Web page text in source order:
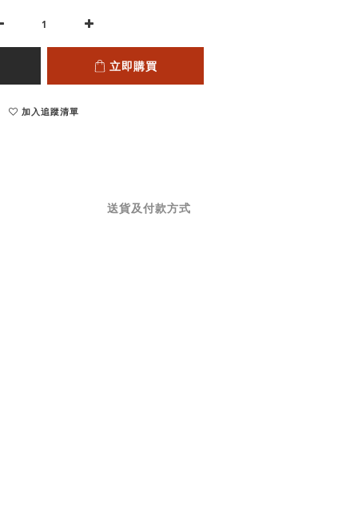
立即購買
加入追蹤清單
送貨及付款方式